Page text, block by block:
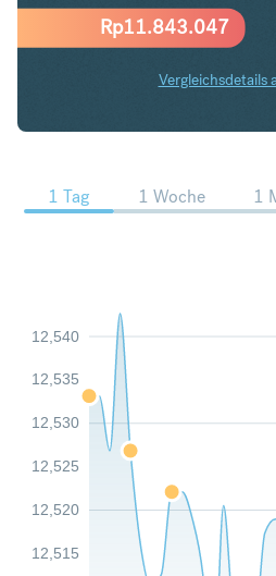
Rp11.843.047
Vergleichsdetails
AUD in
1 Tag 1 Woche 1
12,515
12,520
12,525
12,530
12,535
12,540